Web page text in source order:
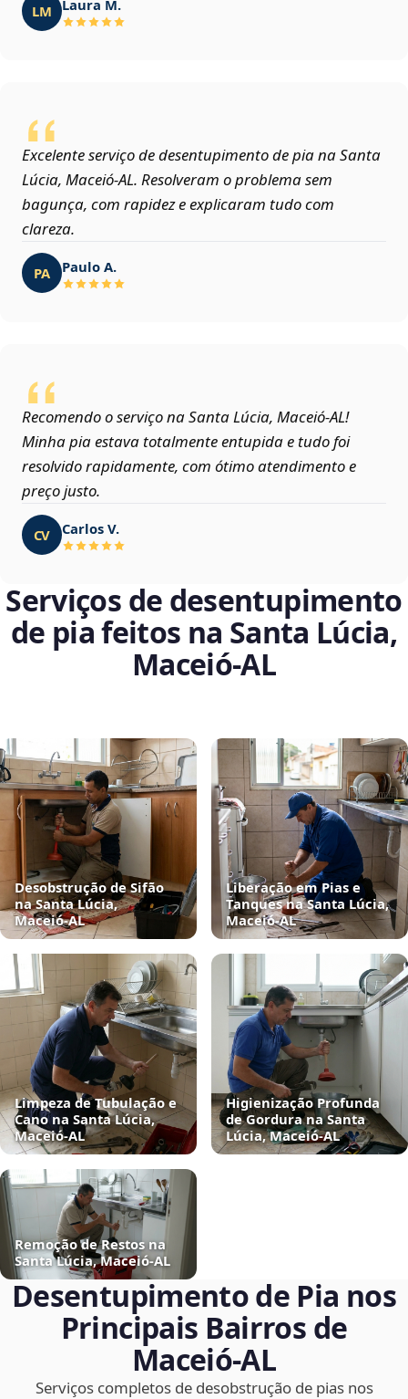
LM Laura M.
Excelente serviço de desentupimento de pia na Santa
Lúcia, Maceió‑AL. Resolveram o problema sem
bagunça, com rapidez e explicaram tudo com
clareza.
PA Paulo A.
Recomendo o serviço na Santa Lúcia, Maceió‑AL!
Minha pia estava totalmente entupida e tudo foi
resolvido rapidamente, com ótimo atendimento e
preço justo.
CV Carlos V.
Serviços de desentupimento
de pia feitos na Santa Lúcia,
Maceió‑AL
Desobstrução de Sifão
na Santa Lúcia,
Maceió‑AL
Liberação em Pias e
Tanques na Santa Lúcia,
Maceió‑AL
Limpeza de Tubulação e
Cano na Santa Lúcia,
Maceió‑AL
Higienização Profunda
de Gordura na Santa
Lúcia, Maceió‑AL
Remoção de Restos na
Santa Lúcia, Maceió‑AL
Desentupimento de Pia nos
Principais Bairros de
Maceió‑AL
Serviços completos de desobstrução de pias nos